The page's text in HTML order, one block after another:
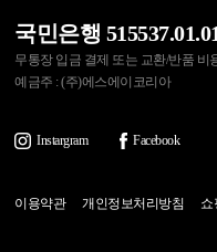
국민은행
무통장 입금 결제 또는 교환/반품 비
예금주 : (주)에스에이코리아
Instargram Facebook
이용약관 개인정보처리방침 쇼